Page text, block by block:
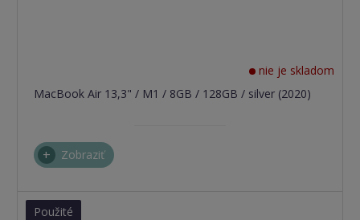
nie je skladom
MacBook Air 13,3" / M1 / 8GB / 128GB / silver (2020)
Zobraziť
Použité